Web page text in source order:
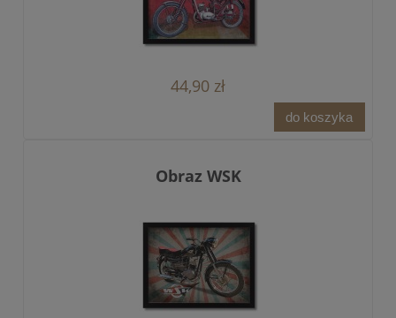
44,90 zł
do koszyka
Obraz WSK